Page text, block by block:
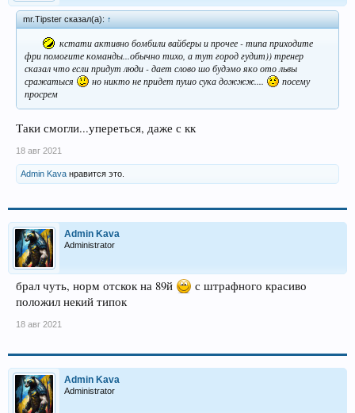
mr.Tipster сказал(а): ↑
кстати активно бомбили вайберы и прочее - типа приходите
фри помогите команды...обычно тихо, а тут город гудит)) тренер
сказал что если придут люди - дает слово шо будэмо яко ото львы
сражатыся
но никто не придет пушо сука дожжж....
посему
просрем
Таки смогли...упереться, даже с кк
18 авг 2021
Admin Kava нравится это.
Admin Kava
Administrator
брал чуть, норм отскок на 89й
с штрафного красиво
положил некий типок
18 авг 2021
Admin Kava
Administrator